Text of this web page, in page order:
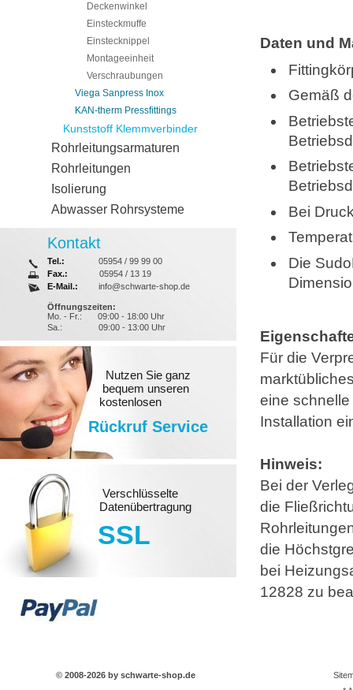
Daten und
Gemäß
Bei
Die
Für die
eine
Installation
Hinweis:
Bei der
die
die
bei
12828 zu
Deckenwinkel
Einsteckmuffe
Einstecknippel
Montageeinheit
Verschraubungen
Viega Sanpress Inox
KAN-therm Pressfittings
Kunststoff Klemmverbinder
Rohrleitungsarmaturen
Rohrleitungen
Isolierung
Abwasser Rohrsysteme
Kontakt
Tel.:
05954 / 99 99 00
Fax.:
05954 / 13 19
E-Mail.:
info@schwarte-shop.de
Öffnungszeiten:
Mo. - Fr.:
09:00 - 18:00 Uhr
Sa.:
09:00 - 13:00 Uhr
Nutzen Sie ganz
bequem unseren
kostenlosen
Rückruf Service
Verschlüsselte
Datenübertragung
SSL
© 2008-2026 by schwarte-shop.de